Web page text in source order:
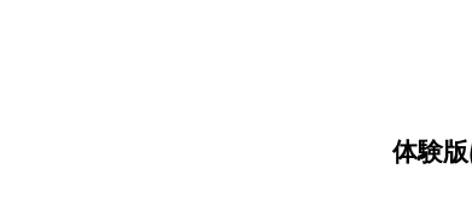
体験